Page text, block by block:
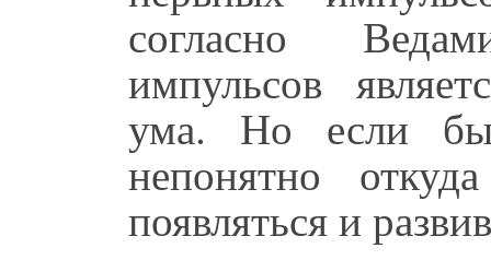
согласно
импульсов
ума. Но если бы
непонятно
появляться и